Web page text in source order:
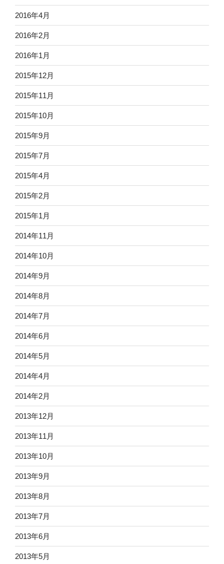
2016年4月
2016年2月
2016年1月
2015年12月
2015年11月
2015年10月
2015年9月
2015年7月
2015年4月
2015年2月
2015年1月
2014年11月
2014年10月
2014年9月
2014年8月
2014年7月
2014年6月
2014年5月
2014年4月
2014年2月
2013年12月
2013年11月
2013年10月
2013年9月
2013年8月
2013年7月
2013年6月
2013年5月